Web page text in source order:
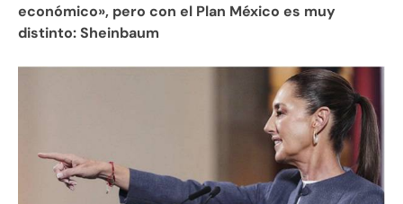
económico», pero con el Plan México es muy
distinto: Sheinbaum